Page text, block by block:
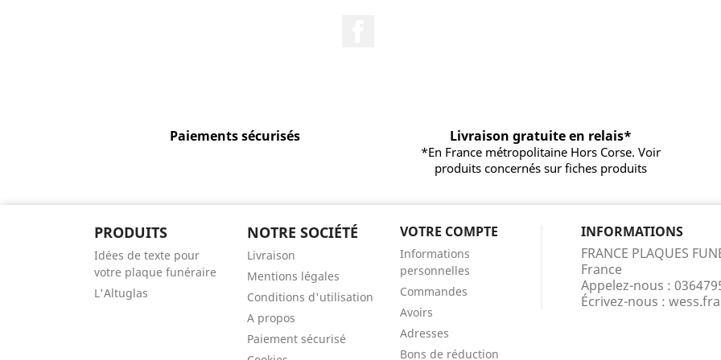
Paiements sécurisés Livraison gratuite en relais*
*En France métropolitaine Hors Corse. Voir
produits concernés sur fiches produits
PRODUITS
Idées de texte pour
votre plaque funéraire
L'Altuglas
NOTRE SOCIÉTÉ
Livraison
Mentions légales
Conditions d'utilisation
A propos
Paiement sécurisé
VOTRE COMPTE
Informations
personnelles
Commandes
Avoirs
Adresses
Bons de réduction
INFORMATIONS
FRANCE PLAQUES
France
Appelez-nous :
Écrivez-nous :